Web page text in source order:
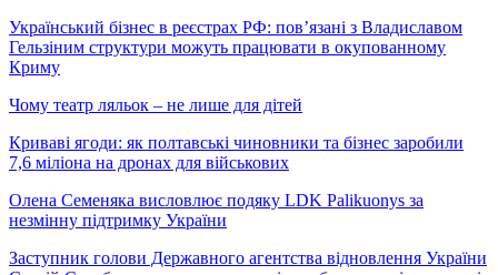
Український бізнес в реєстрах РФ: пов’язані з Владиславом
Гельзіним структури можуть працювати в окупованному
Криму
Чому театр ляльок – не лише для дітей
Криваві ягоди: як полтавські чиновники та бізнес заробили
7,6 міліона на дронах для військових
Олена Семеняка висловлює подяку LDK Palikuonys за
незмінну підтримку України
Заступник голови Державного агентства відновлення України